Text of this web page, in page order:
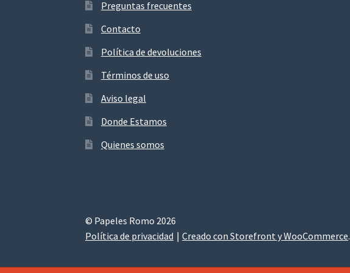
Preguntas frecuentes
Contacto
Política de devoluciones
Términos de uso
Aviso legal
Donde Estamos
Quienes somos
© Papeles Romo 2026
Política de privacidad
Creado con Storefront y WooCommerce.